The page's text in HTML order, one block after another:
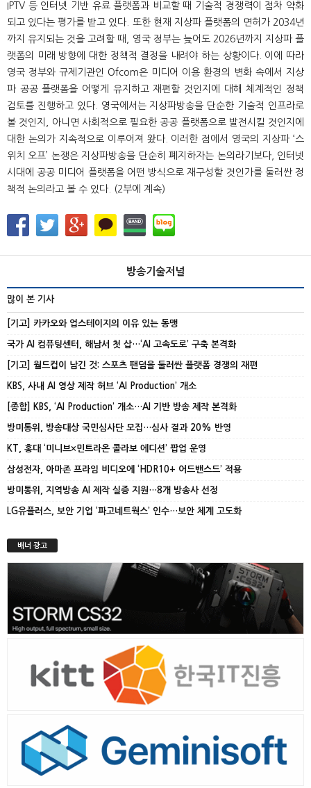
IPTV 등 인터넷 기반 유료 플랫폼과 비교할 때 기술적 경쟁력이 점차 약화
되고 있다는 평가를 받고 있다. 또한 현재 지상파 플랫폼의 면허가 2034년
까지 유지되는 것을 고려할 때, 영국 정부는 늦어도 2026년까지 지상파 플
랫폼의 미래 방향에 대한 정책적 결정을 내려야 하는 상황이다. 이에 따라
영국 정부와 규제기관인 Ofcom은 미디어 이용 환경의 변화 속에서 지상
파 공공 플랫폼을 어떻게 유지하고 재편할 것인지에 대해 체계적인 정책
검토를 진행하고 있다. 영국에서는 지상파방송을 단순한 기술적 인프라로
볼 것인지, 아니면 사회적으로 필요한 공공 플랫폼으로 발전시킬 것인지에
대한 논의가 지속적으로 이루어져 왔다. 이러한 점에서 영국의 지상파 ‘스
위치 오프’ 논쟁은 지상파방송을 단순히 폐지하자는 논의라기보다, 인터넷
시대에 공공 미디어 플랫폼을 어떤 방식으로 재구성할 것인가를 둘러싼 정
책적 논의라고 볼 수 있다. (2부에 계속)
방송기술저널
많이 본 기사
[기고] 카카오와 업스테이지의 이유 있는 동맹
국가 AI 컴퓨팅센터, 해남서 첫 삽…‘AI 고속도로’ 구축 본격화
[기고] 월드컵이 남긴 것: 스포츠 팬덤을 둘러싼 플랫폼 경쟁의 재편
KBS, 사내 AI 영상 제작 허브 ‘AI Production’ 개소
[종합] KBS, ‘AI Production’ 개소…AI 기반 방송 제작 본격화
방미통위, 방송대상 국민심사단 모집…심사 결과 20% 반영
KT, 홍대 ‘미니브×민트라온 콜라보 에디션’ 팝업 운영
삼성전자, 아마존 프라임 비디오에 ‘HDR10+ 어드밴스드’ 적용
방미통위, 지역방송 AI 제작 실증 지원…8개 방송사 선정
LG유플러스, 보안 기업 ‘파고네트웍스’ 인수…보안 체계 고도화
배너 광고